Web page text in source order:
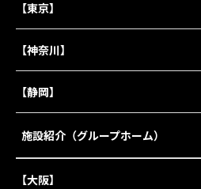
【東京】
【神奈川】
【静岡】
施設紹介（グループホーム）
【大阪】